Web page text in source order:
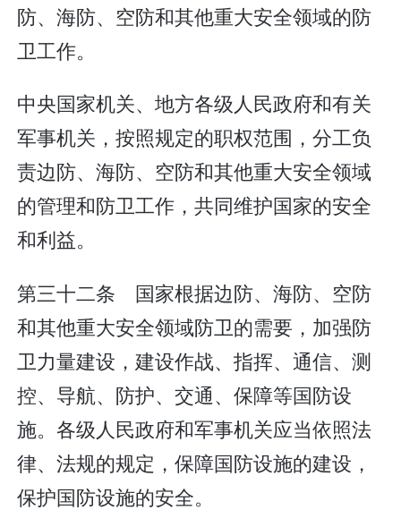
防、海防、空防和其他重大安全领域的防
卫工作。
中央国家机关、地方各级人民政府和有关
军事机关，按照规定的职权范围，分工负
责边防、海防、空防和其他重大安全领域
的管理和防卫工作，共同维护国家的安全
和利益。
第三十二条 国家根据边防、海防、空防
和其他重大安全领域防卫的需要，加强防
卫力量建设，建设作战、指挥、通信、测
控、导航、防护、交通、保障等国防设
施。各级人民政府和军事机关应当依照法
律、法规的规定，保障国防设施的建设，
保护国防设施的安全。